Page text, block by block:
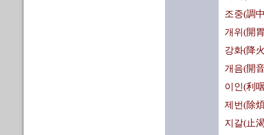
조중(調
개위(開
강화(降
개음(開
이인(利
제번(除
지갈(止